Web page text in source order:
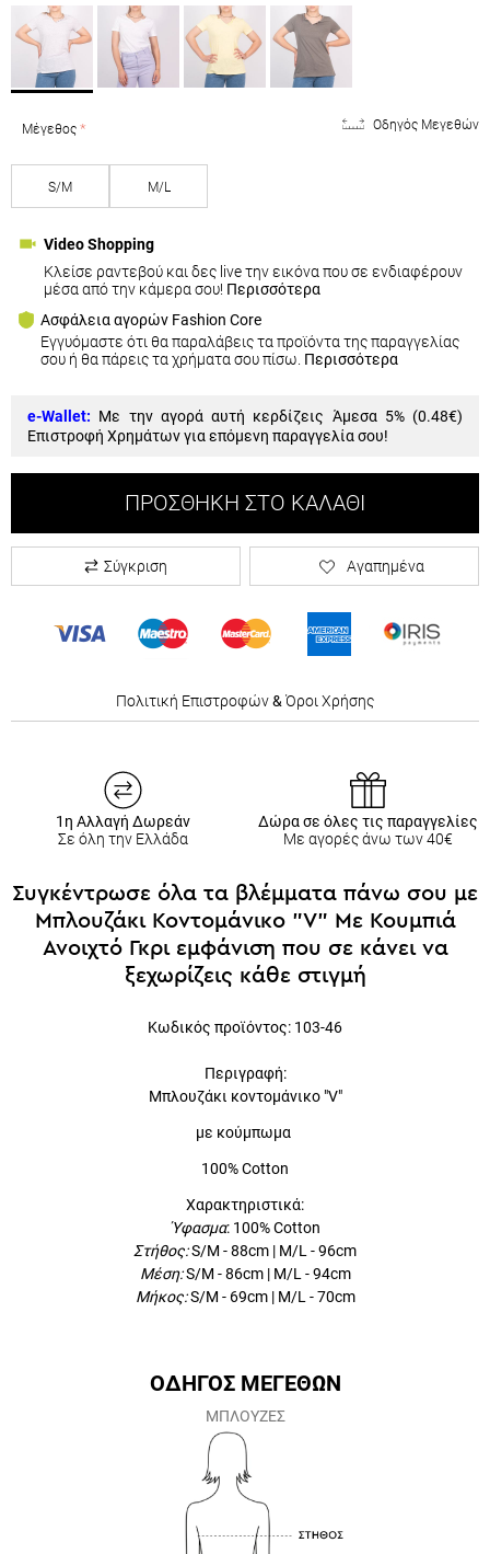
Οδηγός Μεγεθών
Μέγεθος
S/M M/L
Video Shopping
Κλείσε ραντεβού και δες live την εικόνα που σε ενδιαφέρουν
μέσα από την κάμερα σου! Περισσότερα
Ασφάλεια αγορών Fashion Core
Εγγυόμαστε ότι θα παραλάβεις τα προϊόντα της παραγγελίας
σου ή θα πάρεις τα χρήματα σου πίσω. Περισσότερα
e-Wallet: Με την αγορά αυτή κερδίζεις Άμεσα 5% (0.48€)
Επιστροφή Χρημάτων για επόμενη παραγγελία σου!
ΠΡΟΣΘΉΚΗ ΣΤΟ ΚΑΛΆΘΙ
Σύγκριση Αγαπημένα
Πολιτική Επιστροφών& Όροι Χρήσης
1η Αλλαγή Δωρεάν
Σε όλη την Ελλάδα
Δώρα σε όλες τις παραγγελίες
Με αγορές άνω των 40€
Συγκέντρωσε όλα τα βλέμματα πάνω σου με
Μπλουζάκι Κοντομάνικο "V" Με Κουμπιά
Ανοιχτό Γκρι εμφάνιση που σε κάνει να
ξεχωρίζεις κάθε στιγμή
Κωδικός προϊόντος: 103-46
Περιγραφή:
Μπλουζάκι κοντομάνικο "V"
με κούμπωμα
100% Cotton
Χαρακτηριστικά:
Ύφασμα: 100% Cotton
Στήθος:S/M - 88cm | M/L - 96cm
Μέση:S/M - 86cm | M/L - 94cm
Μήκος: S/M - 69cm | M/L - 70cm
ΟΔΗΓΟΣ ΜΕΓΕΘΩΝ
ΜΠΛΟΥΖΕΣ